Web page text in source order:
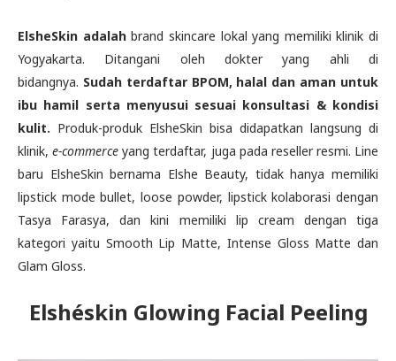
ElsheSkin adalahbrand skincare lokal yang memiliki klinik di
Yogyakarta. Ditangani oleh dokter yang ahli di
bidangnya. Sudah terdaftar BPOM, halal dan aman untuk
ibu hamil serta menyusui sesuai konsultasi & kondisi
kulit. Produk-produk ElsheSkin bisa didapatkan langsung di
klinik,e-commerce yang terdaftar, juga pada reseller resmi. Line
baru ElsheSkin bernama Elshe Beauty, tidak hanya memiliki
lipstick mode bullet, loose powder, lipstick kolaborasi dengan
Tasya Farasya, dan kini memiliki lip cream dengan tiga
kategori yaitu Smooth Lip Matte, Intense Gloss Matte dan
Glam Gloss.
Elshéskin Glowing Facial Peeling